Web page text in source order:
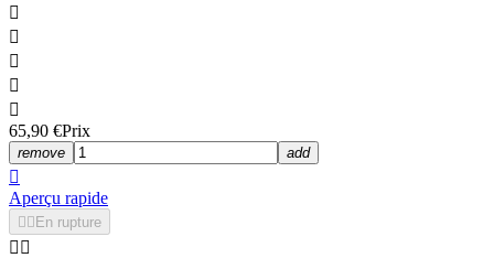





65,90 €Prix
remove add

Aperçu rapide
En rupture
 